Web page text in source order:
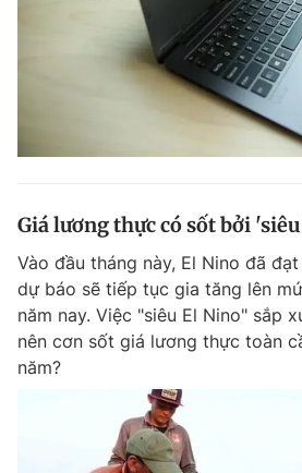
Giá lương thực có sốt bởi
Vào đầu tháng này, El Nino đã
dự báo sẽ tiếp tục gia tăng lên
năm nay. Việc "siêu El Nino" sắp
nên cơn sốt giá lương thực toàn
năm?